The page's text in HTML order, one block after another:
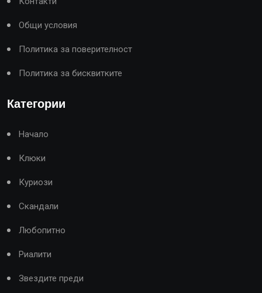
Общи условия
Политика за поверителност
Политика за бисквитките
Категории
Начало
Клюки
Куриози
Скандали
Любопитно
Риалити
Звездите преди